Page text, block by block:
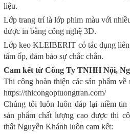
liệu.
Lớp trang trí là lớp phim màu với
được in bằng công nghệ 3D.
Lớp keo KLEIBERIT có tác dụng
tấm ốp, đảm bảo sự chắc chắn.
Cam kết từ Công Ty TNHH Nội,
Thi công hoàn thiện các sản phẩm
https://thicongoptuongtran.com/
Chúng tôi luôn luôn đáp lại niềm tin
sản phẩm chất lượng cao được thi
thất Nguyễn Khánh luôn cam kết: